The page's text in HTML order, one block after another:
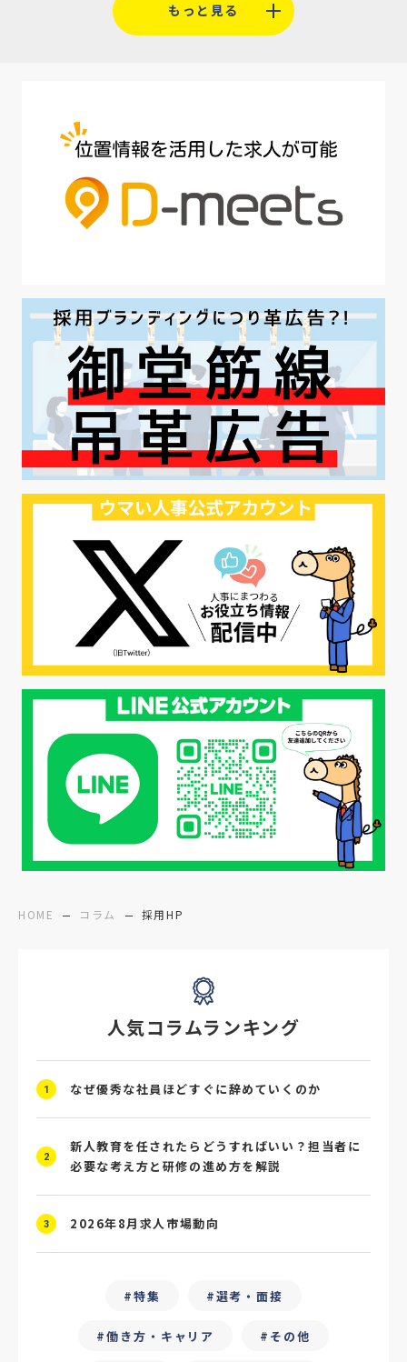
HOME コラム 採用HP
#人材定着 #AI面接
#魅力の伝え方 #求職者 #27卒
#採用オウンドメディア #業種別
#採用ピッチ資料 #28卒 #ロールモデル
#地方採用 #第二新卒 #採用の効率化
#AI活用 #職場カルチャーギャップ
#早期退職 #ハラスメント
#ハラスメント対策 #SNS活用
#リクルーター制度 #内定辞退の防止
#歩留まり改善 #採用ナーチャリング
#採用CX #学内セミナー #カジュアル面談
#転職ファストパス #PRO #採用代行
#エシカル採用 #エシカル就活
#メンタルヘルス #年間採用計画
#年間採用 #応募数の増やし方 #26卒
#27採用プレ #高校生採用
#面接フィードバック #不法就労
#障害者雇用 #メリット #ベネフィット
#医療福祉介護 #業界動向 #採用力
#面接辞退対策
#求人広告
#スクラム採用 #転職イベント #転職フェア
#賃上げ #人事数珠繋ぎ
#4P分析 #競合他社 #タレントプール
#ChatGPT #タイパ
#フリーランス保護新法 #デイワーク
#雇用型ギグワーク #面接
もっと見る
人気コラムランキング
1 なぜ優秀な社員ほどすぐに辞めていくのか
2
新人教育を任されたらどうすればいい？担当者に
必要な考え方と研修の進め方を解説
3 2026年8月求人市場動向
特集 選考・面接
働き方・キャリア その他